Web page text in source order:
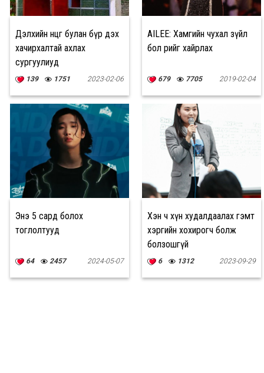
Дэлхийн өнцөг булан бүр дэх
хачирхалтай ахлах
сургуулиуд
139 1751 2023-02-06
AILEE: Хамгийн чухал зүйл
бол өөрийгөө хайрлах
679 7705 2019-02-04
Энэ 5 сард болох
тоглолтууд
64 2457 2024-05-07
Хэн ч хүн худалдаалах гэмт
хэргийн хохирогч болж
болзошгүй
6 1312 2023-09-29